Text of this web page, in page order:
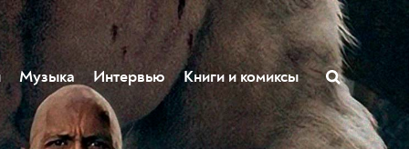
Музыка Интервью Книги и комиксы